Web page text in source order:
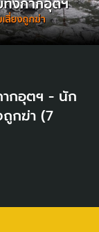
กอุตฯ - นัก
กฆ่า (7